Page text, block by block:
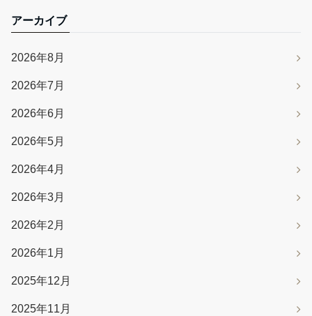
アーカイブ
2026年8月
2026年7月
2026年6月
2026年5月
2026年4月
2026年3月
2026年2月
2026年1月
2025年12月
2025年11月